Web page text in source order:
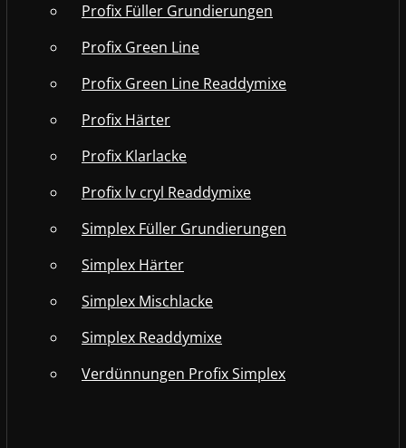
Profix Füller Grundierungen
Profix Green Line
Profix Green Line Readdymixe
Profix Härter
Profix Klarlacke
Profix lv cryl Readdymixe
Simplex Füller Grundierungen
Simplex Härter
Simplex Mischlacke
Simplex Readdymixe
Verdünnungen Profix Simplex